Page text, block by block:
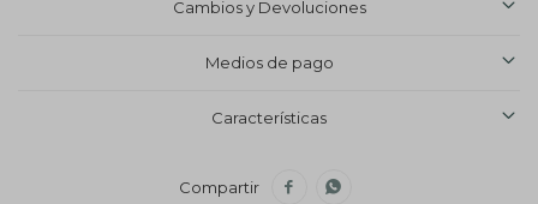
Cambios y Devoluciones
Medios de pago
Características
 